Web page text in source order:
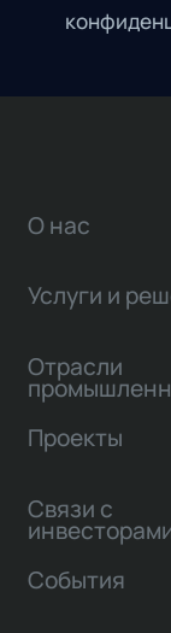
О нас
Услуги и
Отрасли
Проекты
Связи с
События